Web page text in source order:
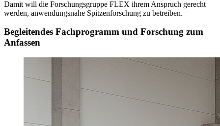
Damit will die Forschungsgruppe FLEX ihrem Anspruch gerecht
werden, anwendungsnahe Spitzenforschung zu betreiben.
Begleitendes Fachprogramm und Forschung zum
Anfassen